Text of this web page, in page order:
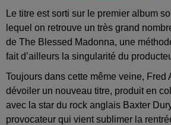
Le titre est sorti sur le premier album
lequel on retrouve un très grand
de The Blessed Madonna, une
fait d’ailleurs la singularité du
Toujours dans cette même veine, Fred
dévoiler un nouveau titre, produit en
avec la star du rock anglais Baxter
provocateur qui vient sublimer la